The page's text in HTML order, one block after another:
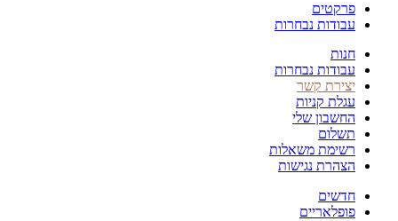
פרקטים
עבודות נבחרות
חנות
עבודות נבחרות
יצירת קשר
עגלת קניות
החשבון שלי
תשלום
רשימת משאלות
הצהרת נגישות
חדשים
פופלאריים